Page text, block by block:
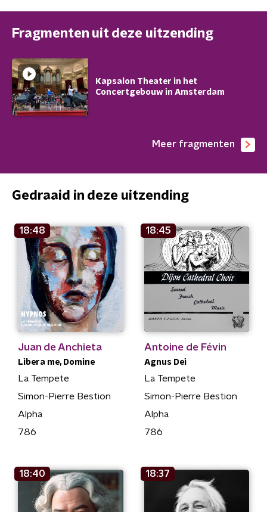
Fragmenten uit deze uitzending
Kapsalon Theater in het
Concertgebouw in Amsterdam
Meer fragmenten
Gedraaid in deze uitzending
18:48
Juan de Anchieta
Libera me, Domine
La Tempete
Simon-Pierre Bestion
Alpha
786
18:45
Antoine de Févin
Agnus Dei
La Tempete
Simon-Pierre Bestion
Alpha
786
18:40 18:37